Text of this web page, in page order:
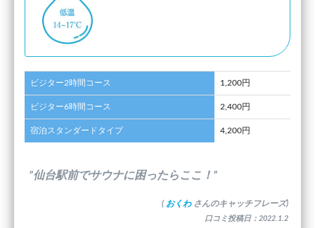
ビジター2時間コース 1,200円
ビジター6時間コース 2,400円
宿泊スタンダードタイプ 4,200円
”仙台駅前でサウナに困ったらここ！”
( おくわ さんのキャッチフレーズ)
口コミ投稿日：2022.1.2